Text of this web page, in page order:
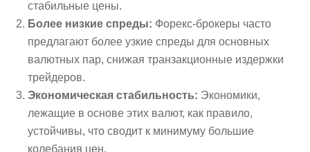
стабильные цены.
Более низкие спреды: Форекс-брокеры часто
предлагают более узкие спреды для основных
валютных пар, снижая транзакционные издержки
трейдеров.
Экономическая стабильность: Экономики,
лежащие в основе этих валют, как правило,
устойчивы, что сводит к минимуму большие
колебания цен.